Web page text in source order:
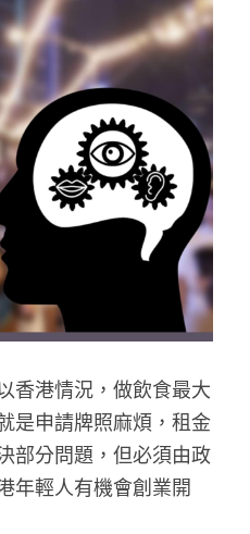
香港情況，做飲食最大
是申請牌照麻煩，租金
部分問題，但必須由政
年輕人有機會創業開